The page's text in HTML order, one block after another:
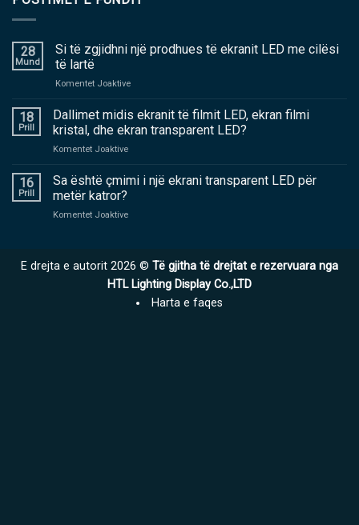
28
Mund
Si të zgjidhni një prodhues të ekranit LED me cilësi
të lartë
Komentet Joaktivenë
të
zgjidhni
një
ekranit
18
Prill
Dallimet midis ekranit të filmit LED, ekran filmi
kristal, dhe ekran transparent LED?
Komentet Joaktivenë
midis
ekranit
filmit
kristal,
dhe
16
Prill
Sa është çmimi i një ekrani transparent LED për
metër katror?
Komentet Joaktivenë
i
një
ekrani
transparent
E drejta e autorit 2026 © Të gjitha të drejtat e rezervuara nga
HTL Lighting Display Co.,LTD
Harta e faqes